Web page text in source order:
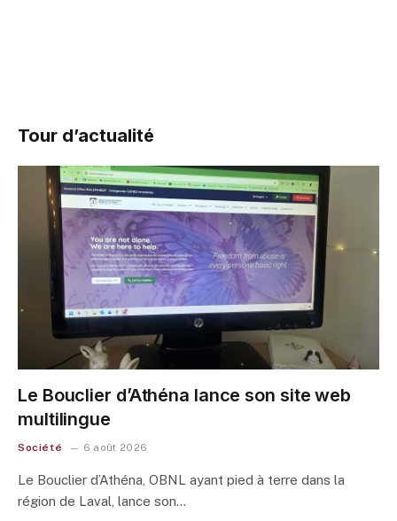
Tour d’actualité
Le Bouclier d’Athéna lance son site web
multilingue
Société 6 août 2026
Le Bouclier d’Athéna, OBNL ayant pied à terre dans la
région de Laval, lance son…